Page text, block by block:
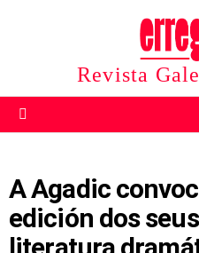
Revista
A Agadic
edición dos